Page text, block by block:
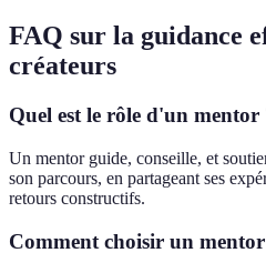
FAQ sur la guidance
créateurs
Quel est le rôle d'un mentor
Un mentor guide, conseille, et
son parcours, en partageant ses
retours constructifs.
Comment choisir un